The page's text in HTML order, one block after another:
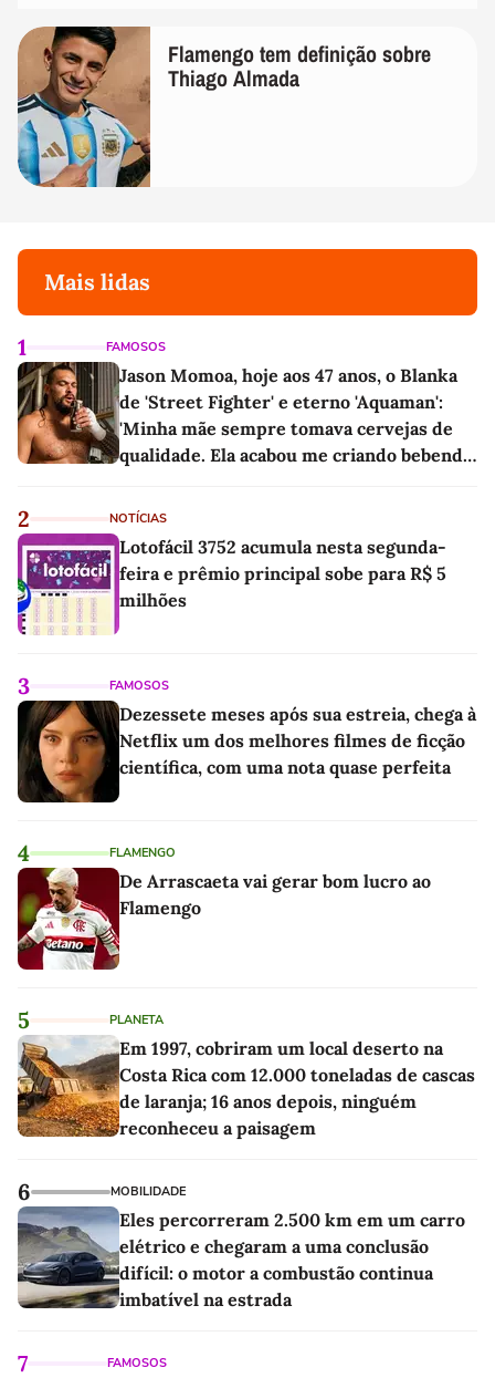
Flamengo tem definição sobre
Thiago Almada
Mais lidas
1 FAMOSOS
Jason Momoa, hoje aos 47 anos, o Blanka
de 'Street Fighter' e eterno 'Aquaman':
'Minha mãe sempre tomava cervejas de
qualidade. Ela acabou me criando bebendo
2 NOTÍCIAS
Lotofácil 3752 acumula nesta segunda-
feira e prêmio principal sobe para R$ 5
milhões
3 FAMOSOS
Dezessete meses após sua estreia, chega à
Netflix um dos melhores filmes de ficção
científica, com uma nota quase perfeita
4 FLAMENGO
De Arrascaeta vai gerar bom lucro ao
Flamengo
5 PLANETA
Em 1997, cobriram um local deserto na
Costa Rica com 12.000 toneladas de cascas
de laranja; 16 anos depois, ninguém
reconheceu a paisagem
6 MOBILIDADE
Eles percorreram 2.500 km em um carro
elétrico e chegaram a uma conclusão
difícil: o motor a combustão continua
imbatível na estrada
7 FAMOSOS